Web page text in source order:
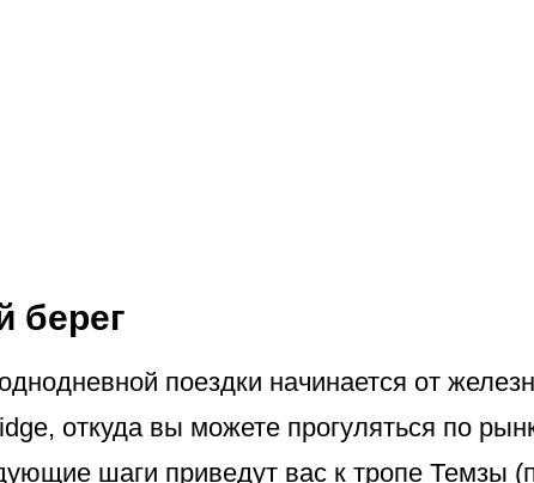
поездки начинается от
откуда вы можете прогуляться по
шаги приведут вас к тропе Темзы